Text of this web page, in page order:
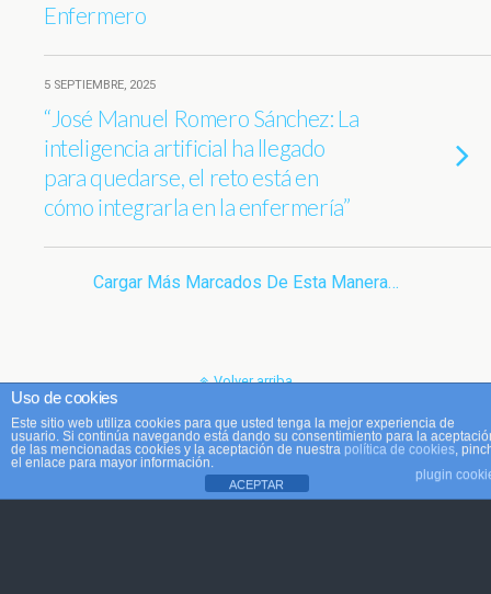
Enfermero
5 SEPTIEMBRE, 2025
“José Manuel Romero Sánchez: La
inteligencia artificial ha llegado
para quedarse, el reto está en
cómo integrarla en la enfermería”
Cargar Más Marcados De Esta Manera…
Volver arriba
Móvil Escritorio
Uso de cookies
Este sitio web utiliza cookies para que usted tenga la mejor experiencia de
usuario. Si continúa navegando está dando su consentimiento para la
de las mencionadas cookies y la aceptación de nuestra política de cookies,
el enlace para mayor información.
plugin
ACEPTAR